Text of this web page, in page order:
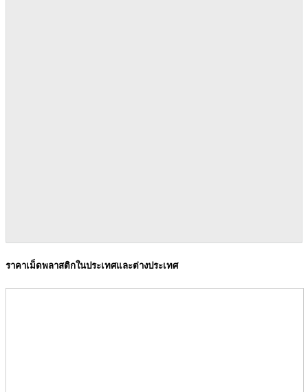
ราคาเม็ดพลาสติกในประเทศและต่างประเทศ